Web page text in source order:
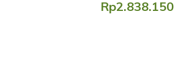
Rp2.838.150